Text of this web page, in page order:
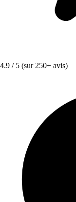
4.9 / 5 (sur 250+ avis)